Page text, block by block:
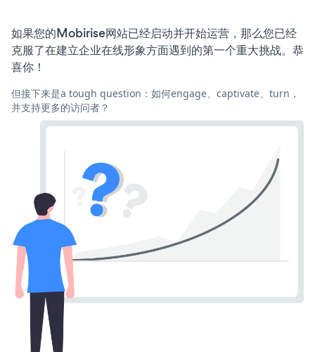
如果您的Mobirise网站已经启动并开始运营，那么您已经
克服了在建立企业在线形象方面遇到的第一个重大挑战。恭
喜你！
但接下来是a tough question：如何engage、captivate、turn，
并支持更多的访问者？